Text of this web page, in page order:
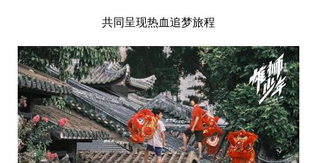
共同呈现热血追梦旅程